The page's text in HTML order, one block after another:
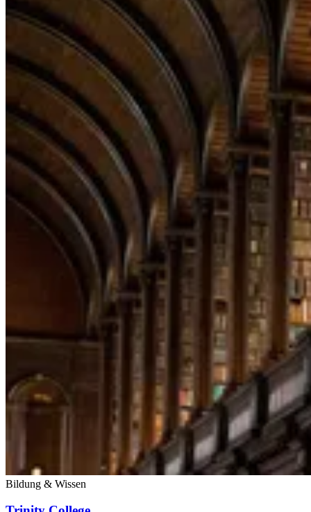
Bildung & Wissen